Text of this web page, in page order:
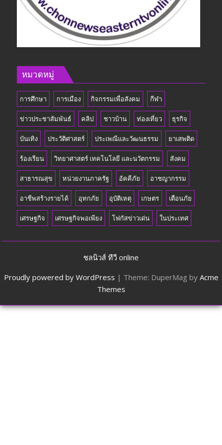
หมวดหมู่
การศึกษา การเมือง กิจกรรมเพื่อสังคม กีฬา
ข่าวประชาสัมพันธ์ คลิป ชาวบ้าน ท่องเที่ยว ธุรกิจ
บันเทิง ประวัติศาสตร์ ประเพณีและวัฒนธรรม ยาเสพติด
ร้องเรียน วิทยาศาสตร์ เทคโนโลยี และนวัตกรรม สังคม
สาธารณสุข หน่วยงานภาครัฐ อัคคีภัย อาชญากรรม
อาชีพสร้างรายได้ อุทกภัย อุบัติเหตุ เกษตร เตือนภัย
เศรษฐกิจ เศรษฐกิจพอเพียง โฟกัสข่าวเด่น ในประเทศ
ชลนิวส์ ทีวี online
Proudly powered by WordPress | Theme: DuperMag by Acme
Themes